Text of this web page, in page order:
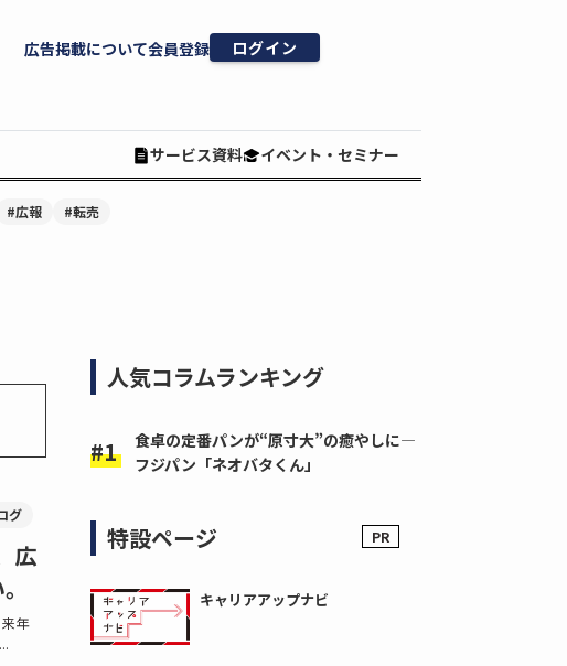
広告掲載について会員登録 ログイン
サービス資料 イベント・セミナー
#広報 #転売
グ
広
年
人気コラムランキング
食卓の定番パンが“原寸大”の癒やしに―
フジパン「ネオバタくん」
特設ページ
キャリアアップナビ